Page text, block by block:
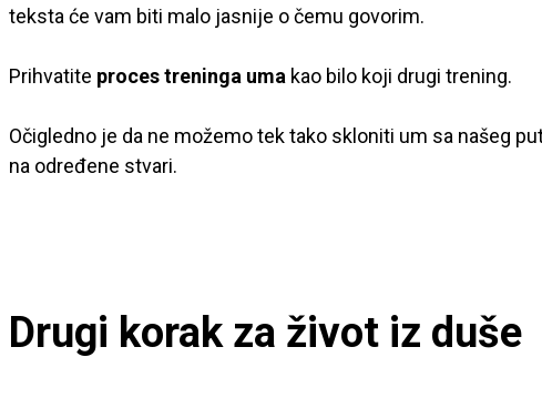
teksta će vam biti malo jasnije o čemu govorim.
Prihvatite proces treninga uma kao bilo koji drugi trening.
Očigledno je da ne možemo tek tako skloniti um sa našeg
na određene stvari.
Drugi korak za život iz duše